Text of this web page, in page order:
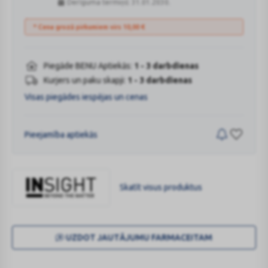
Derīguma termiņš: 31.01.2030.
* Cena grozā pirkumiem virs 10,00 €
Piegāde BENU Aptiekās: 1 - 3 darbdienas
Kurjers un paku skapji: 1 - 3 darbdienas
Visas piegādes iespējas un cenas
Pieejamība aptiekās
Skatīt visus produktus
UZDOT JAUTĀJUMU FARMACEITAM